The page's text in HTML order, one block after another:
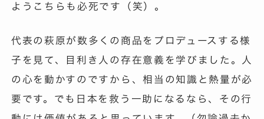
ようこちらも必死です（笑）。
代表の萩原が数多くの商品をプロデュースする様
子を見て、目利き人の存在意義を学びました。人
の心を動かすのですから、相当の知識と熱量が必
要です。でも日本を救う一助になるなら、その行